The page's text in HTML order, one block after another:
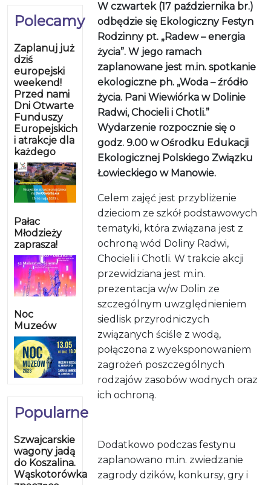
Polecamy
Zaplanuj już
dziś
europejski
weekend!
Przed nami
Dni Otwarte
Funduszy
Europejskich
i atrakcje dla
każdego
Pałac
Młodzieży
zaprasza!
Noc
Muzeów
Popularne
Szwajcarskie
wagony jadą
do Koszalina.
Wąskotorówka
W czwartek (17 października br.)
odbędzie się Ekologiczny Festyn
Rodzinny pt. „Radew – energia
życia”. W jego ramach
zaplanowane jest m.in. spotkanie
ekologiczne ph. „Woda – źródło
życia. Pani Wiewiórka w Dolinie
Radwi, Chocieli i Chotli.”
Wydarzenie rozpocznie się o
godz. 9.00 w Ośrodku Edukacji
Ekologicznej Polskiego Związku
Łowieckiego w Manowie.
Celem zajęć jest przybliżenie
dzieciom ze szkół podstawowych
tematyki, która związana jest z
ochroną wód Doliny Radwi,
Chocieli i Chotli. W trakcie akcji
przewidziana jest m.in.
prezentacja w/w Dolin ze
szczególnym uwzględnieniem
siedlisk przyrodniczych
związanych ściśle z wodą,
połączona z wyeksponowaniem
zagrożeń poszczególnych
rodzajów zasobów wodnych oraz
ich ochroną.
Dodatkowo podczas festynu
zaplanowano m.in. zwiedzanie
zagrody dzików, konkursy, gry i